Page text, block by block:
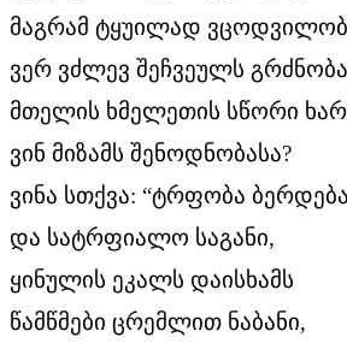
მაგრამ ტყუილად
ვერ ვძლევ შეჩვეულს
მთელის ხმელეთის სწორი
ვინ მიზამს შენოდნობასა?
ვინა სთქვა: “ტრფობა ბერდება
და სატრფიალო საგანი,
ყინულის ეკალს დაისხამს
წამწმები ცრემლით ნაბანი,